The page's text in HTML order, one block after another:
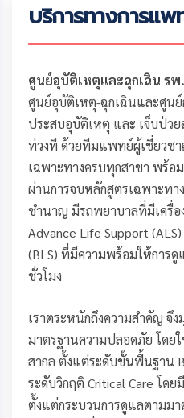
บริการทางการแ
ศูนย์อุบัติเหตุและฉุกเฉิน ร
ศูนย์อุบัติเหตุ-ฉุกเฉินและศูน
ประสบอุบัติเหตุ และ เจ็บป่ว
ท่วงที ด้วยทีมแพทย์ผู้เชี่ยวช
เฉพาะทางครบทุกสาขา พร้
ผ่านการจบหลักสูตรเฉพาะท
ชำนาญ มีรถพยาบาลที่มีเครื่อ
Advance Life Support
(BLS) ที่มีความพร้อมให้การ
ชั่วโมง
เราตระหนักถึงความสำคัญ จึ
มาตรฐานความปลอดภัย โดย
สากล ตั้งแต่ระดับขั้นพื้นฐาน
ระดับวิกฤติ Critical Care โด
ตั้งแต่กระบวนการดูแลตามมา